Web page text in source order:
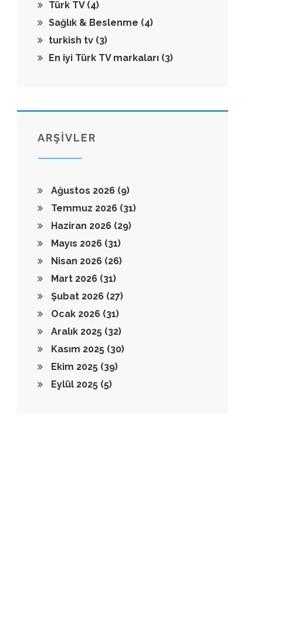
Türk TV (4)
Sağlık & Beslenme (4)
turkish tv (3)
En iyi Türk TV markaları (3)
ARŞİVLER
Ağustos 2026 (9)
Temmuz 2026 (31)
Haziran 2026 (29)
Mayıs 2026 (31)
Nisan 2026 (26)
Mart 2026 (31)
Şubat 2026 (27)
Ocak 2026 (31)
Aralık 2025 (32)
Kasım 2025 (30)
Ekim 2025 (39)
Eylül 2025 (5)